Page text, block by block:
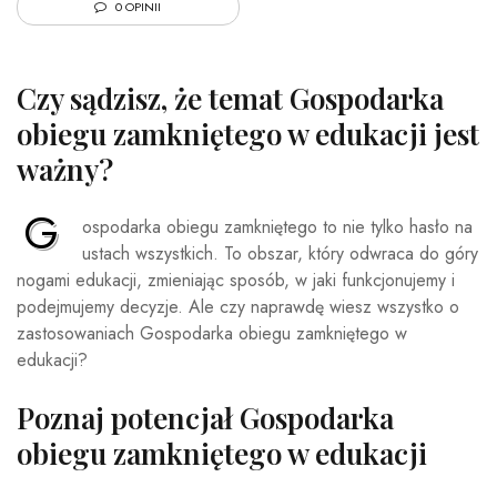
0 OPINII
Czy sądzisz, że temat Gospodarka
obiegu zamkniętego w edukacji jest
ważny?
G
ospodarka obiegu zamkniętego to nie tylko hasło na
ustach wszystkich. To obszar, który odwraca do góry
nogami edukacji, zmieniając sposób, w jaki funkcjonujemy i
podejmujemy decyzje. Ale czy naprawdę wiesz wszystko o
zastosowaniach Gospodarka obiegu zamkniętego w
edukacji?
Poznaj potencjał Gospodarka
obiegu zamkniętego w edukacji